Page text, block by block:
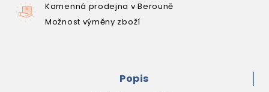
Kamenná prodejna v Berouně
Možnost výměny zboží
Popis